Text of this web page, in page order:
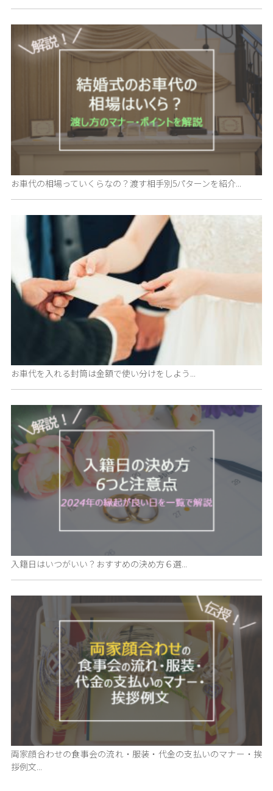
お車代の相場っていくらなの？渡す相手別5パターンを紹介...
お車代を入れる封筒は金額で使い分けをしよう...
入籍日はいつがいい？おすすめの決め方６選...
両家顔合わせの食事会の流れ・服装・代金の支払いのマナー・挨
拶例文...